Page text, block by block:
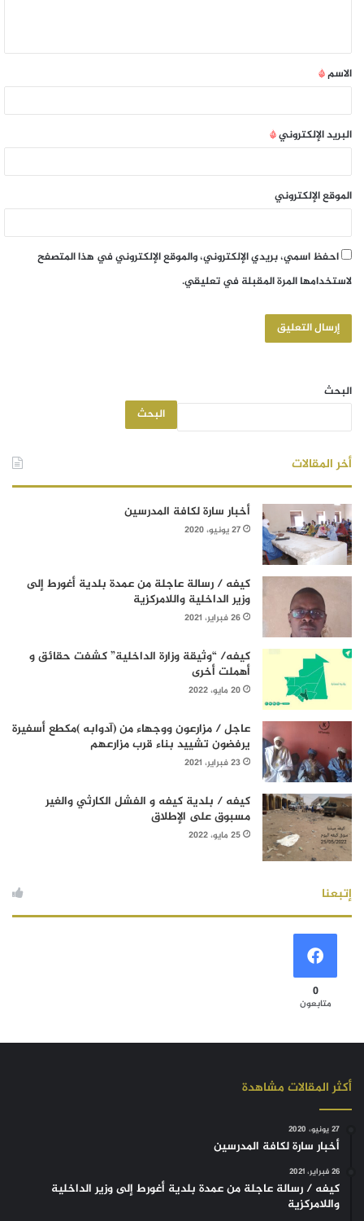
الاسم*
البريد الإلكتروني*
الموقع الإلكتروني
احفظ اسمي، بريدي الإلكتروني، والموقع الإلكتروني في هذا المتصفح
لاستخدامها المرة المقبلة في تعليقي.
البحث
البحث
أخر المقالات
أخبار سارة لكافة المدرسين
27 يونيو، 2020
كيفه / رسالة عاجلة من عمدة بلدية أغورط إلى
وزير الداخلية واللامركزية
26 فبراير، 2021
كيفه/ “وثيقة وزارة الداخلية” كشفت حقائق و
أهملت أخرى
20 مايو، 2022
عاجل / مزارعون ووجهاء من (آدوابه )مكطع أسفيرة
يرفضون تشييد بناء قرب مزارعهم
23 فبراير، 2021
كيفه / بلدية كيفه و الفشل الكارثي والغير
مسبوق على الإطلاق
25 مايو، 2022
إتبعنا
0
متابعون
أكثر المقالات مشاهدة
27 يونيو، 2020
أخبار سارة لكافة المدرسين
26 فبراير، 2021
كيفه / رسالة عاجلة من عمدة بلدية أغورط إلى وزير الداخلية
واللامركزية